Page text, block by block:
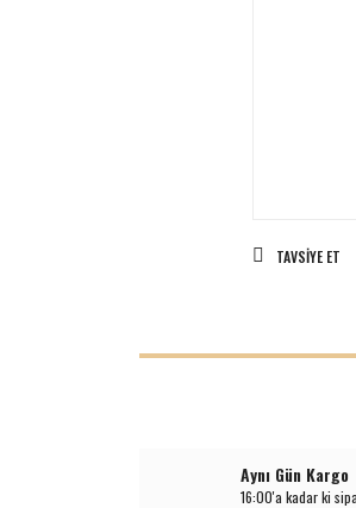
TAVSIYE ET
Aynı Gün Kargo
16:00'a kadar ki